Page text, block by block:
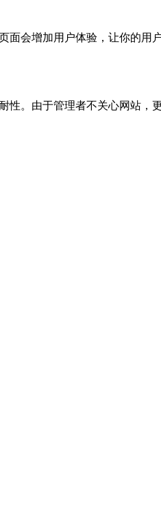
会增加用户体验，让你的用
。由于管理者不关心网站，